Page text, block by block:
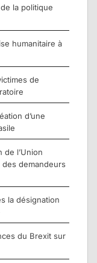
la politique
humanitaire à
de
d’une
de l’Union
des demandeurs
la désignation
du Brexit sur